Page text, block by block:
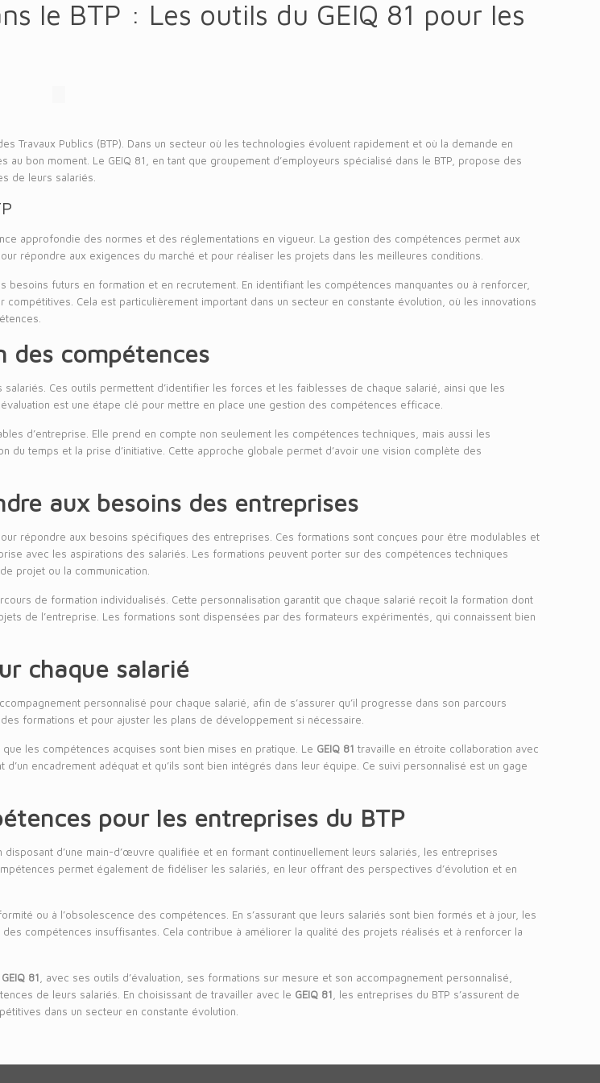
le BTP : Les outils du GEIQ 81 pour les
Travaux Publics (BTP). Dans un secteur où les technologies évoluent rapidement et où la demande en
bon moment. Le GEIQ 81, en tant que groupement d’employeurs spécialisé dans le BTP, propose des
de leurs salariés.
approfondie des normes et des réglementations en vigueur. La gestion des compétences permet aux
répondre aux exigences du marché et pour réaliser les projets dans les meilleures conditions.
futurs en formation et en recrutement. En identifiant les compétences manquantes ou à renforcer,
Cela est particulièrement important dans un secteur en constante évolution, où les innovations
des compétences
Ces outils permettent d’identifier les forces et les faiblesses de chaque salarié, ainsi que les
est une étape clé pour mettre en place une gestion des compétences efficace.
d’entreprise. Elle prend en compte non seulement les compétences techniques, mais aussi les
temps et la prise d’initiative. Cette approche globale permet d’avoir une vision complète des
aux besoins des entreprises
répondre aux besoins spécifiques des entreprises. Ces formations sont conçues pour être modulables et
avec les aspirations des salariés. Les formations peuvent porter sur des compétences techniques
projet ou la communication.
de formation individualisés. Cette personnalisation garantit que chaque salarié reçoit la formation dont
de l’entreprise. Les formations sont dispensées par des formateurs expérimentés, qui connaissent bien
chaque salarié
personnalisé pour chaque salarié, afin de s’assurer qu’il progresse dans son parcours
formations et pour ajuster les plans de développement si nécessaire.
les compétences acquises sont bien mises en pratique. Le GEIQ 81 travaille en étroite collaboration avec
encadrement adéquat et qu’ils sont bien intégrés dans leur équipe. Ce suivi personnalisé est un gage
pour les entreprises du BTP
d’une main-d’œuvre qualifiée et en formant continuellement leurs salariés, les entreprises
permet également de fidéliser les salariés, en leur offrant des perspectives d’évolution et en
ou à l’obsolescence des compétences. En s’assurant que leurs salariés sont bien formés et à jour, les
compétences insuffisantes. Cela contribue à améliorer la qualité des projets réalisés et à renforcer la
GEIQ 81 , avec ses outils d’évaluation, ses formations sur mesure et son accompagnement personnalisé,
de leurs salariés. En choisissant de travailler avec le GEIQ 81 , les entreprises du BTP s’assurent de
dans un secteur en constante évolution.